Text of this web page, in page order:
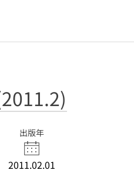
出版年
2011.02.01